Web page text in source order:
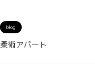
blog
柔術アパート